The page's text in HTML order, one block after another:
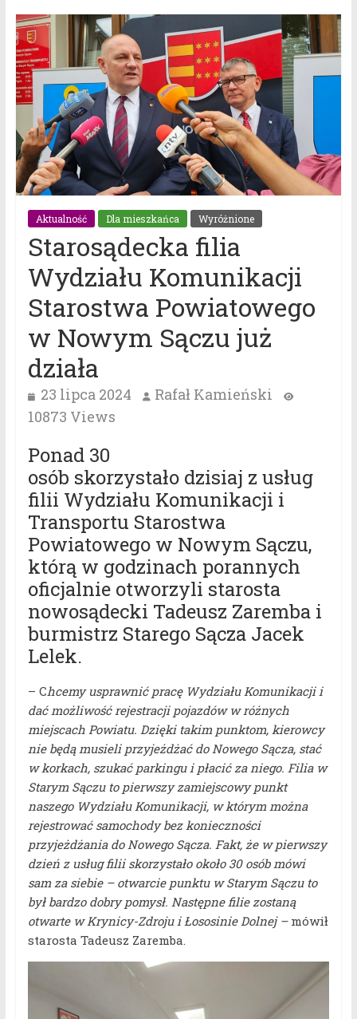
Aktualność Dla mieszkańca Wyróżnione
Starosądecka filia
Wydziału Komunikacji
Starostwa Powiatowego
w Nowym Sączu już
działa
23 lipca 2024
Rafał Kamieński
10873 Views
Ponad 30
osób skorzystało dzisiaj z usług
filii Wydziału Komunikacji i
Transportu Starostwa
Powiatowego w Nowym Sączu,
którą w godzinach porannych
oficjalnie otworzyli starosta
nowosądecki Tadeusz Zaremba i
burmistrz Starego Sącza Jacek
Lelek.
– Chcemy usprawnić pracę Wydziału Komunikacji i
dać możliwość rejestracji pojazdów w różnych
miejscach Powiatu. Dzięki takim punktom, kierowcy
nie będą musieli przyjeżdżać do Nowego Sącza, stać
w korkach, szukać parkingu i płacić za niego. Filia w
Starym Sączu to pierwszy zamiejscowy punkt
naszego Wydziału Komunikacji, w którym można
rejestrować samochody bez konieczności
przyjeżdżania do Nowego Sącza. Fakt, że w pierwszy
dzień z usług filii skorzystało około 30 osób mówi
sam za siebie – otwarcie punktu w Starym Sączu to
był bardzo dobry pomysł. Następne filie zostaną
otwarte w Krynicy-Zdroju i Łososinie Dolnej –mówił
starosta Tadeusz Zaremba.